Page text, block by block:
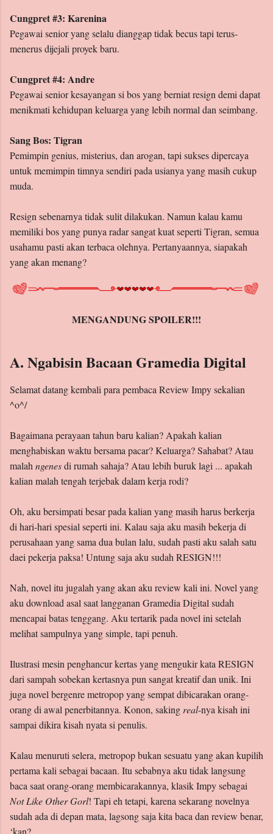
Cungpret #3: Karenina
Pegawai senior yang selalu dianggap tidak becus tapi terus-
menerus dijejali proyek baru.
Cungpret #4: Andre
Pegawai senior kesayangan si bos yang berniat resign demi dapat
menikmati kehidupan keluarga yang lebih normal dan seimbang.
Sang Bos: Tigran
Pemimpin genius, misterius, dan arogan, tapi sukses dipercaya
untuk memimpin timnya sendiri pada usianya yang masih cukup
muda.
Resign sebenarnya tidak sulit dilakukan. Namun kalau kamu
memiliki bos yang punya radar sangat kuat seperti Tigran, semua
usahamu pasti akan terbaca olehnya. Pertanyaannya, siapakah
yang akan menang?
MENGANDUNG SPOILER!!!
A. Ngabisin Bacaan Gramedia Digital
Selamat datang kembali para pembaca Review Impy sekalian
^o^/
Bagaimana perayaan tahun baru kalian? Apakah kalian
menghabiskan waktu bersama pacar? Keluarga? Sahabat? Atau
malah ngenesdi rumah sahaja? Atau lebih buruk lagi ... apakah
kalian malah tengah terjebak dalam kerja rodi?
Oh, aku bersimpati besar pada kalian yang masih harus berkerja
di hari-hari spesial seperti ini. Kalau saja aku masih bekerja di
perusahaan yang sama dua bulan lalu, sudah pasti aku salah satu
daei pekerja paksa! Untung saja aku sudah RESIGN!!!
Nah, novel itu jugalah yang akan aku review kali ini. Novel yang
aku download asal saat langganan Gramedia Digital sudah
mencapai batas tenggang. Aku tertarik pada novel ini setelah
melihat sampulnya yang simple, tapi penuh.
Ilustrasi mesin penghancur kertas yang mengukir kata RESIGN
dari sampah sobekan kertasnya pun sangat kreatif dan unik. Ini
juga novel bergenre metropop yang sempat dibicarakan orang-
orang di awal penerbitannya. Konon, saking real-nya kisah ini
sampai dikira kisah nyata si penulis.
Kalau menuruti selera, metropop bukan sesuatu yang akan kupilih
pertama kali sebagai bacaan. Itu sebabnya aku tidak langsung
baca saat orang-orang membicarakannya, klasik Impy sebagai
Not Like Other Gorl! Tapi eh tetapi, karena sekarang novelnya
sudah ada di depan mata, lagsong saja kita baca dan review benar,
‘kan?